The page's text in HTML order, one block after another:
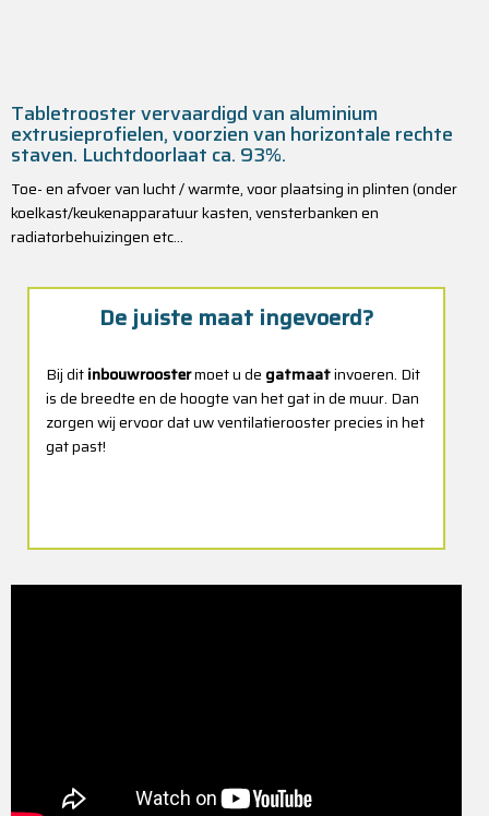
Tabletrooster vervaardigd van aluminium
extrusieprofielen, voorzien van horizontale rechte
staven. Luchtdoorlaat ca. 93%.
Toe- en afvoer van lucht / warmte, voor plaatsing in plinten (onder
koelkast/keukenapparatuur kasten, vensterbanken en
radiatorbehuizingen etc…
De juiste maat ingevoerd?
Bij ditinbouwroostermoet u de gatmaatinvoeren. Dit
is de breedte en de hoogte van het gat in de muur. Dan
zorgen wij ervoor dat uw ventilatierooster precies in het
gat past!